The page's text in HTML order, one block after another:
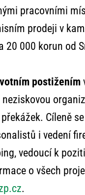
pracovními
prodeji v
000 korun od
postižením
Cíleně
i vedení
vedoucí k
o všech
.